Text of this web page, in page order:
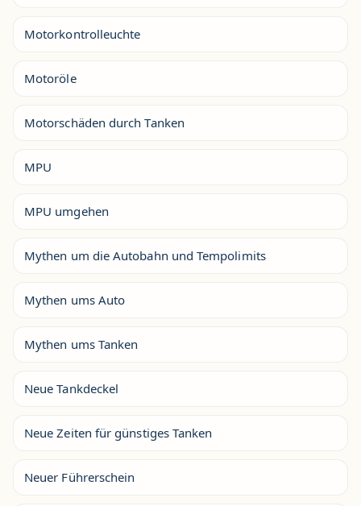
Motorkontrolleuchte
Motoröle
Motorschäden durch Tanken
MPU
MPU umgehen
Mythen um die Autobahn und Tempolimits
Mythen ums Auto
Mythen ums Tanken
Neue Tankdeckel
Neue Zeiten für günstiges Tanken
Neuer Führerschein